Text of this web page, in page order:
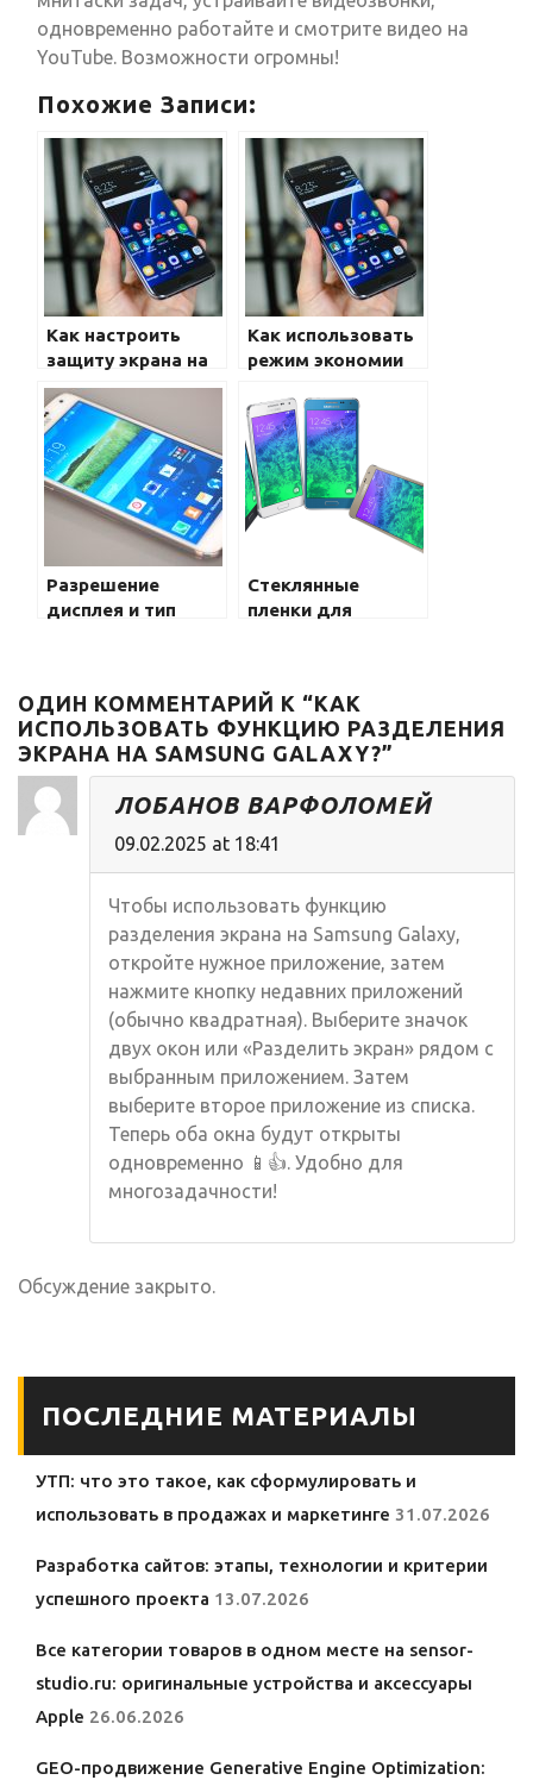
одновременно работайте и смотрите видео на
YouTube. Возможности огромны!
Похожие Записи:
Как настроить
защиту экрана на
Samsung Galaxy?
Как использовать
режим экономии
Samsung Galaxy?
Разрешение
дисплея и тип
Стеклянные
пленки для
ОДИН КОММЕНТАРИЙ К “КАК
ИСПОЛЬЗОВАТЬ ФУНКЦИЮ РАЗДЕЛЕНИЯ
ЭКРАНА НА SAMSUNG GALAXY?”
ЛОБАНОВ ВАРФОЛОМЕЙ
09.02.2025 at 18:41
Чтобы использовать функцию
разделения экрана на Samsung Galaxy,
откройте нужное приложение, затем
нажмите кнопку недавних приложений
(обычно квадратная). Выберите значок
двух окон или «Разделить экран» рядом с
выбранным приложением. Затем
выберите второе приложение из списка.
Теперь оба окна будут открыты
одновременно 📱👍. Удобно для
многозадачности!
Обсуждение закрыто.
ПОСЛЕДНИЕ МАТЕРИАЛЫ
УТП: что это такое, как сформулировать и
использовать в продажах и маркетинге 31.07.2026
Разработка сайтов: этапы, технологии и критерии
успешного проекта 13.07.2026
Все категории товаров в одном месте на sensor-
studio.ru: оригинальные устройства и аксессуары
Apple 26.06.2026
GEO-продвижение Generative Engine Optimization: